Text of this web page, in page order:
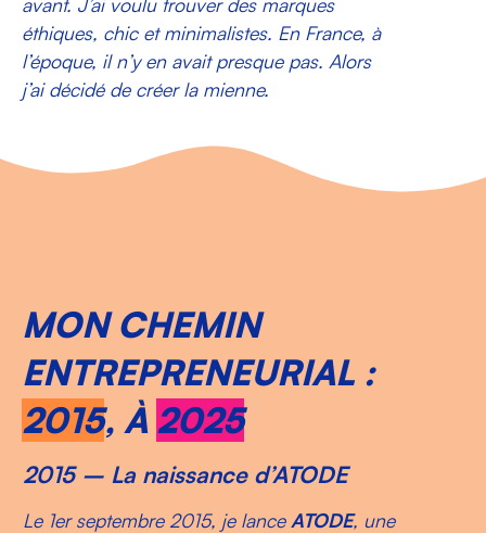
éthiques, chic et minimalistes. En France, à
l’époque, il n’y en avait presque pas. Alors
j’ai décidé de créer la mienne.
MON CHEMIN
ENTREPRENEURIAL :
2015, À 2025
2015 – La naissance d’ATODE
Le 1er septembre 2015, je lance ATODE, une